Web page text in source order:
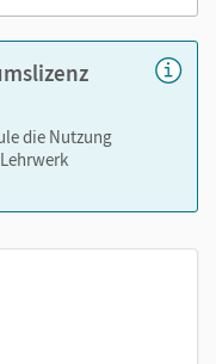
lernen.cornelsen.de
die Nutzung